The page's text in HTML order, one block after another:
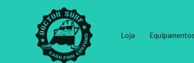
Loja Equipamentos